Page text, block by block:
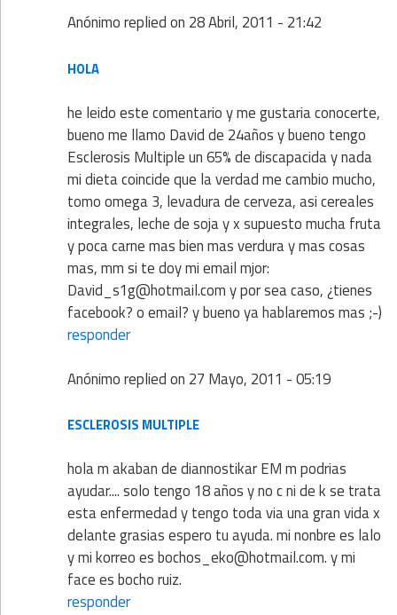
Anónimoreplied on 28 Abril, 2011 - 21:42
HOLA
he leido este comentario y me gustaria conocerte,
bueno me llamo David de 24años y bueno tengo
Esclerosis Multiple un 65% de discapacida y nada
mi dieta coincide que la verdad me cambio mucho,
tomo omega 3, levadura de cerveza, asi cereales
integrales, leche de soja y x supuesto mucha fruta
y poca carne mas bien mas verdura y mas cosas
mas, mm si te doy mi email mjor:
David_s1g@hotmail.com y por sea caso, ¿tienes
facebook? o email? y bueno ya hablaremos mas ;-)
responder
Anónimoreplied on 27 Mayo, 2011 - 05:19
ESCLEROSIS MULTIPLE
hola m akaban de diannostikar EM m podrias
ayudar.... solo tengo 18 años y no c ni de k se trata
esta enfermedad y tengo toda via una gran vida x
delante grasias espero tu ayuda. mi nonbre es lalo
y mi korreo es bochos_eko@hotmail.com. y mi
face es bocho ruiz.
responder